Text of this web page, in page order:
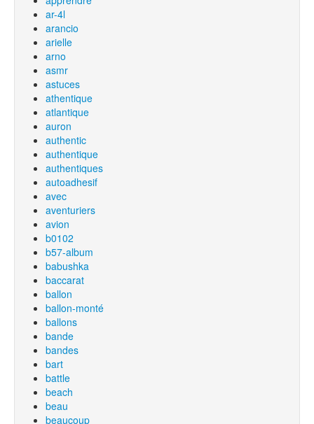
ar-4l
arancio
arielle
arno
asmr
astuces
athentique
atlantique
auron
authentic
authentique
authentiques
autoadhesif
avec
aventuriers
avion
b0102
b57-album
babushka
baccarat
ballon
ballon-monté
ballons
bande
bandes
bart
battle
beach
beau
beaucoup